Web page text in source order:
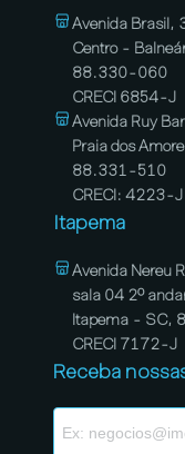
Avenida
Centro -
88.330-060
CRECI 6854-J
Avenida Ruy
Praia dos
88.331-510
CRECI: 4223-J
Itapema
Avenida Nereu
sala 04 2º
Itapema - SC,
CRECI 7172-J
Receba